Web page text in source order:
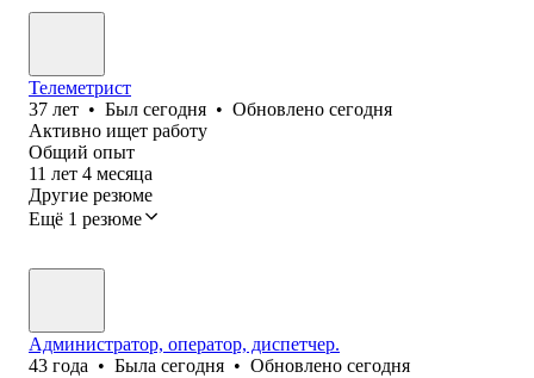
Телеметрист
37 лет • Был сегодня • Обновлено сегодня
Активно ищет работу
Общий опыт
11 лет 4 месяца
Другие резюме
Ещё 1 резюме
Администратор, оператор, диспетчер.
43 года • Была сегодня • Обновлено сегодня